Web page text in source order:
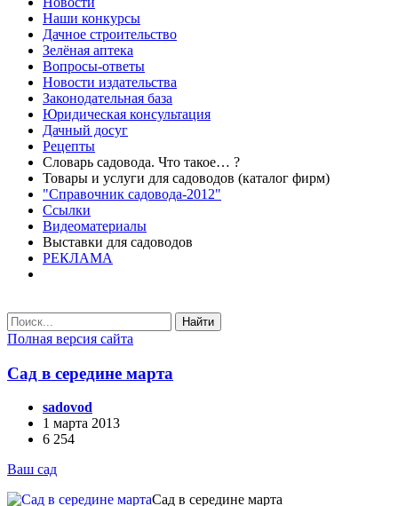
Наши конкурсы
Дачное строительство
Зелёная аптека
Вопросы-ответы
Новости издательства
Законодательная база
Юридическая консультация
Дачный досуг
Рецепты
Словарь садовода. Что такое… ?
Товары и услуги для садоводов (каталог фирм)
"Справочник садовода-2012"
Ссылки
Видеоматериалы
Выставки для садоводов
РЕКЛАМА
Найти
Полная версия сайта
Сад в середине марта
sadovod
1 марта 2013
6 254
Ваш сад
Сад в середине марта